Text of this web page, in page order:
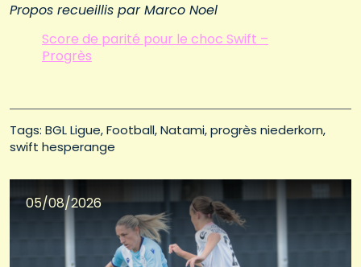
Propos recueillis par Marco Noel
Score de parité pour le choc Swift –
Progrès
Tags: BGL Ligue Football Natami progrès niederkorn
swift hesperange
05/08/2026